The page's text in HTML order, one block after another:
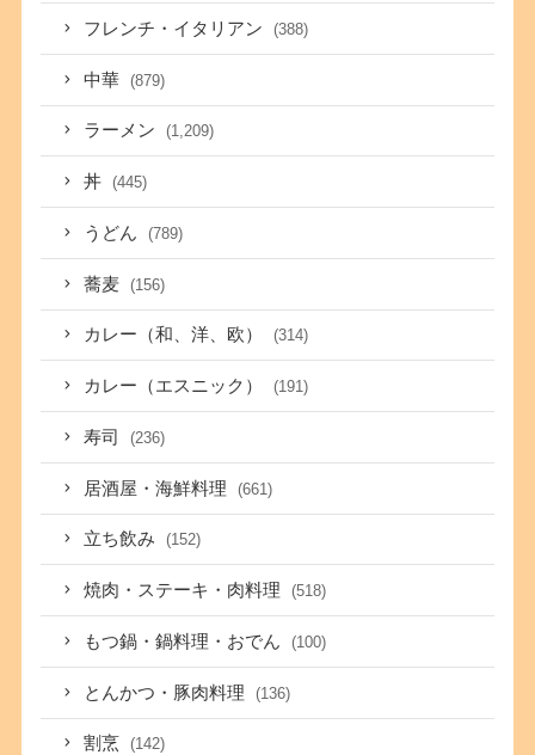
フレンチ・イタリアン (388)
中華 (879)
ラーメン (1,209)
丼 (445)
うどん (789)
蕎麦 (156)
カレー（和、洋、欧） (314)
カレー（エスニック） (191)
寿司 (236)
居酒屋・海鮮料理 (661)
立ち飲み (152)
焼肉・ステーキ・肉料理 (518)
もつ鍋・鍋料理・おでん (100)
とんかつ・豚肉料理 (136)
割烹 (142)